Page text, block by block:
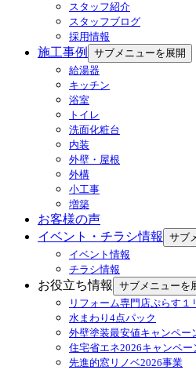
スタッフ紹介
スタッフブログ
採用情報
施工事例
サブメニューを展開
給湯器
キッチン
浴室
トイレ
洗面化粧台
内装
外壁・屋根
外構
小工事
増築
お客様の声
イベント・チラシ情報
サブ
イベント情報
チラシ情報
お役立ち情報
サブメニューを
リフォーム専門店ぷらす
水まわり4点パック
外壁塗装最安値キャンペー
住宅省エネ2026キャンペー
先進的窓リノベ2026事業